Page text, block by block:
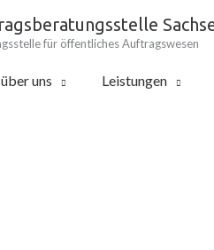
für öffentliches Auftragswesen
uns Leistungen